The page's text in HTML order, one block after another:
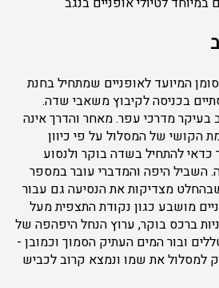
המיועד לאופניים שמתחיל בחנת
בכניסה לקיבוץ משאבי שדה.
בעיקר מדרכי עפר. מאחר והדרך אינה
הקושי של המסלול על פי כיוון
כדאי להתחיל בשדה בוקר ולנסוע
השביל היפה והמדברי עובר במספר
מצדיקות את הנסיעה גם עבור
מושבע כגון נקודת התצפית מעל
ברכס בוקר, ערוץ הנחל היפהפה של
ובור המים העתיק הסמוך וכמובן -
למסלול את שמו ונמצא קרוב לכביש